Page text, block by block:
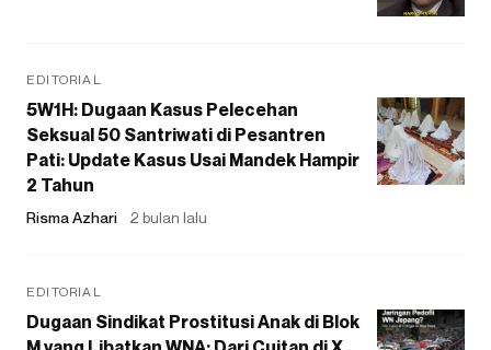
EDITORIAL
5W1H: Dugaan Kasus Pelecehan
Seksual 50 Santriwati di Pesantren
Pati: Update Kasus Usai Mandek Hampir
2 Tahun
Risma Azhari 2 bulan lalu
EDITORIAL
Dugaan Sindikat Prostitusi Anak di Blok